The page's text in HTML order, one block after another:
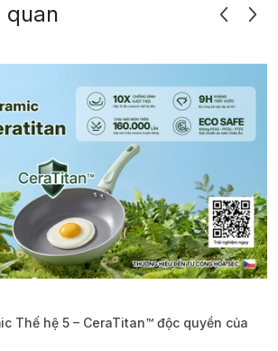
quan
Thế hệ 5 – CeraTitan™ độc quyền của